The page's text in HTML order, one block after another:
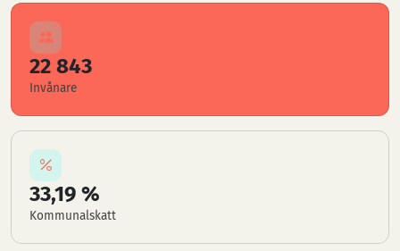
22 843
Invånare
33,19 %
Kommunalskatt